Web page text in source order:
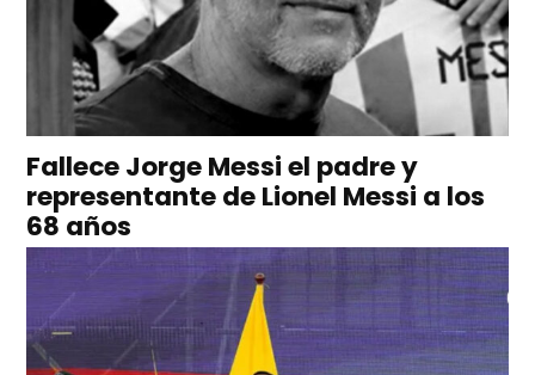
Fallece Jorge Messi el padre y
representante de Lionel Messi a los
68 años